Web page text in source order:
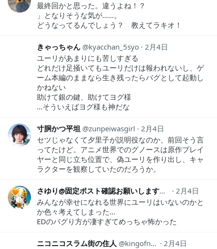
最終回かと思った。違うよね！？
」となりそうな気が……。
どうなってるんでしょう？ 教えてラキオ！
きゃっちゃん kyacchan_5syo 2月4日
ユーリがあまりにも苦しすぎる
どれだけ足掻いてもユーリだけは報われないし、ゲ
ーム本編のままなら生き残ったらバグとして起動し
かねない
助けて銀の鍵、助けてヨグ様
…そういえばヨグ様も神だな
寸胴かつ平坦 zunpeiwasgirl
2月4日
セツじゃなくて夕里子が説明役なのか、前回そう言
ってたけど。アニメ世界でのグノースは原作プレイ
ヤーと同じ立ち位置で、偽ユーリを作り出し、キャ
ラクターを観察していたのだろうか。
さゆり@固定ポスト確認お願いします
2月4日
みんなが幸せになれる世界にユーリはいないのかと
か色々考えてしまった…
EDのバグり方が凄すぎてめっちゃ怖かった
ニコニコスラム街の住人 kingofniconico
2月4日